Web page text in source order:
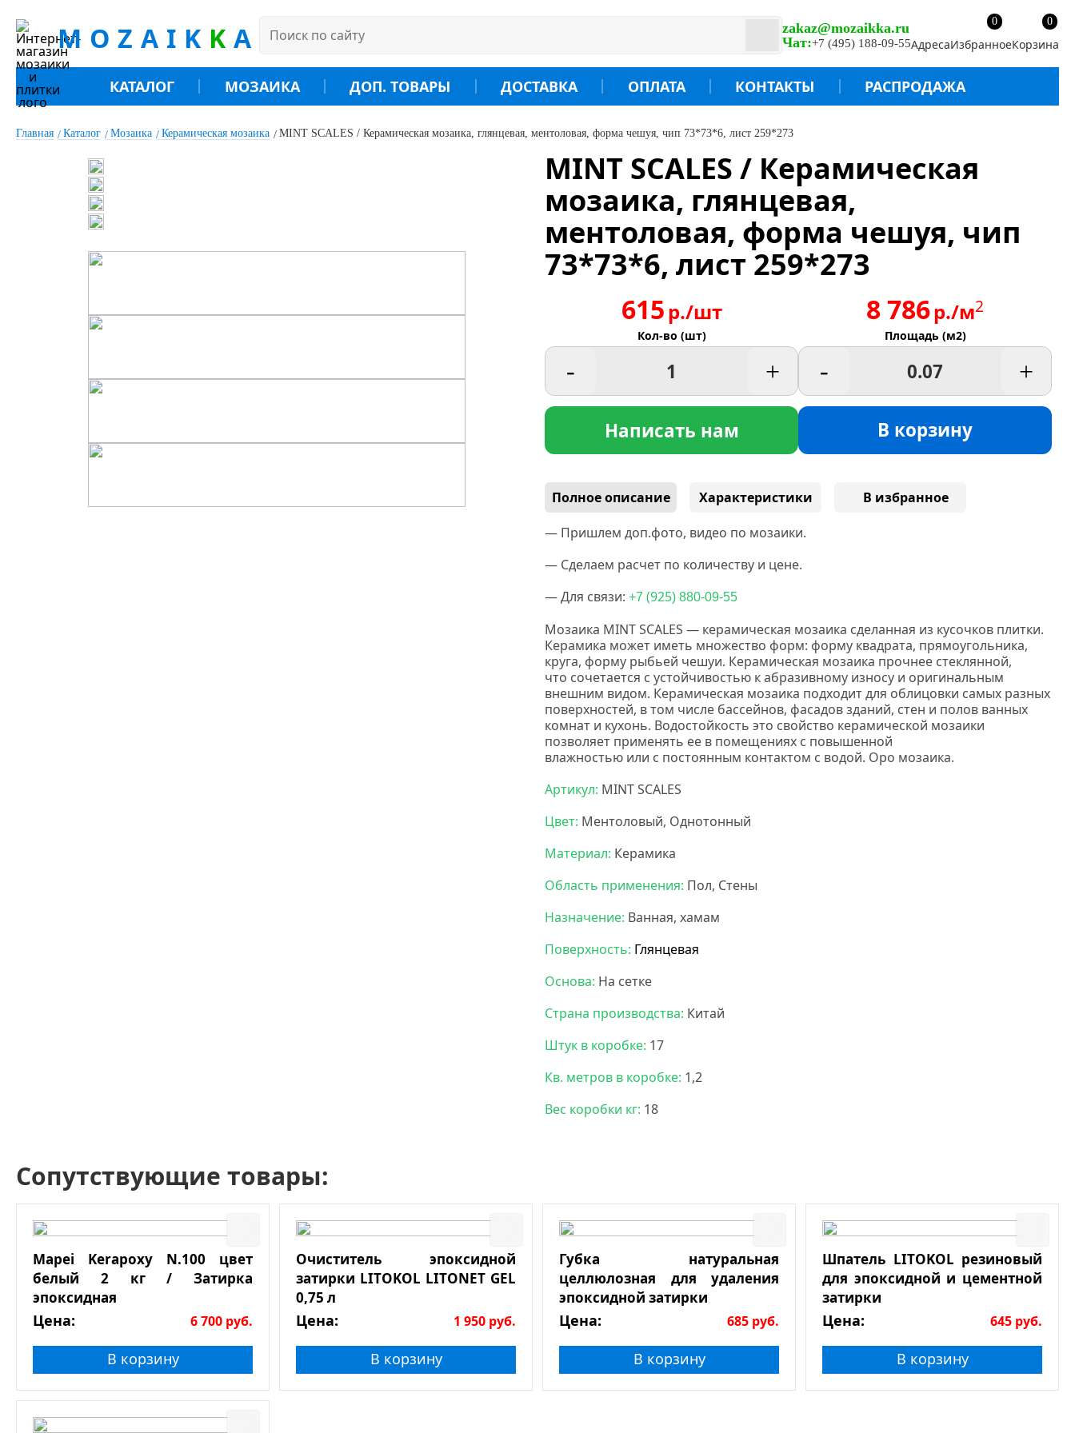
MOZAIK K A
zakaz@mozaikka.ru
Чат:+7 (495) 188-09-55Адреса
0
ИзбранноеКорзина
0
КАТАЛОГ МОЗАИКА ДОП. ТОВАРЫ ДОСТАВКА ОПЛАТА КОНТАКТЫ РАСПРОДАЖА
Главная Каталог Мозаика Керамическая мозаика MINT SCALES / Керамическая мозаика, глянцевая, ментоловая, форма чешуя, чип 73*73*6, лист 259*273
MINT SCALES / Керамическая
мозаика, глянцевая,
ментоловая, форма чешуя, чип
73*73*6, лист 259*273
615р./шт
Кол-во (шт)
- +
Написать нам
8 786р./м2
Площадь (м2)
- +
В корзину
Полное описание Характеристики
В избранное
— Пришлем доп.фото, видео по мозаики.
— Сделаем расчет по количеству и цене.
— Для связи: +7 (925) 880-09-55
Мозаика MINT SCALES — керамическая мозаика сделанная из кусочков плитки.
Керамика может иметь множество форм: форму квадрата, прямоугольника,
круга, форму рыбьей чешуи. Керамическая мозаика прочнее стеклянной,
что сочетается с устойчивостью к абразивному износу и оригинальным
внешним видом. Керамическая мозаика подходит для облицовки самых разных
поверхностей, в том числе бассейнов, фасадов зданий, стен и полов ванных
комнат и кухонь. Водостойкость это свойство керамической мозаики
позволяет применять ее в помещениях с повышенной
влажностью или с постоянным контактом с водой. Оро мозаика.
Артикул: MINT SCALES
Цвет: Ментоловый, Однотонный
Материал: Керамика
Область применения: Пол, Стены
Назначение: Ванная, хамам
Поверхность: Глянцевая
Основа: На сетке
Страна производства: Китай
Штук в коробке: 17
Кв. метров в коробке: 1,2
Вес коробки кг: 18
Сопутствующие товары:
Mapei Kerapoxy N.100 цвет
белый 2 кг / Затирка
эпоксидная
Цена: 6 700 руб.
В корзину
Очиститель эпоксидной
затирки LITOKOL LITONET GEL
0,75 л
Цена: 1 950 руб.
В корзину
Губка натуральная
целлюлозная для удаления
эпоксидной затирки
Цена: 685 руб.
В корзину
Шпатель LITOKOL резиновый
для эпоксидной и цементной
затирки
Цена: 645 руб.
В корзину